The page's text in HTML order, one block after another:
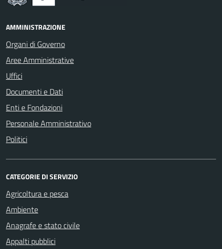
AMMINISTRAZIONE
Organi di Governo
Aree Amministrative
Uffici
Documenti e Dati
Enti e Fondazioni
Personale Amministrativo
Politici
CATEGORIE DI SERVIZIO
Agricoltura e pesca
Ambiente
Anagrafe e stato civile
Appalti pubblici